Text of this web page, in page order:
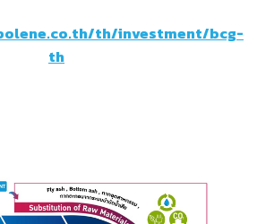
th/investment/bcg-
th